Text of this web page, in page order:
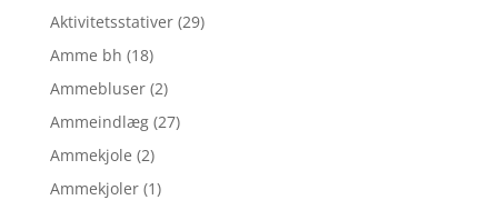
Aktivitetsstativer (29)
Amme bh (18)
Ammebluser (2)
Ammeindlæg (27)
Ammekjole (2)
Ammekjoler (1)